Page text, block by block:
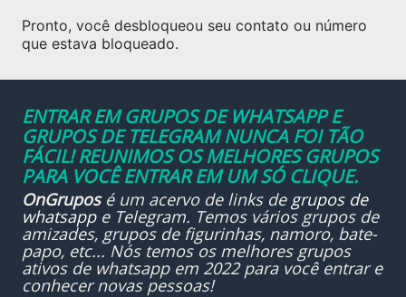
Pronto, você desbloqueou seu contato ou número
que estava bloqueado.
ENTRAR EM GRUPOS DE WHATSAPP E
GRUPOS DE TELEGRAM NUNCA FOI TÃO
FÁCIL! REUNIMOS OS MELHORES GRUPOS
PARA VOCÊ ENTRAR EM UM SÓ CLIQUE.
OnGruposé um acervo de links de grupos de
whatsappe Telegram. Temos vários grupos de
amizades, grupos de figurinhas, namoro, bate-
papo, etc... Nós temos os melhores grupos
ativos de whatsapp em 2022 para você entrar e
conhecer novas pessoas!